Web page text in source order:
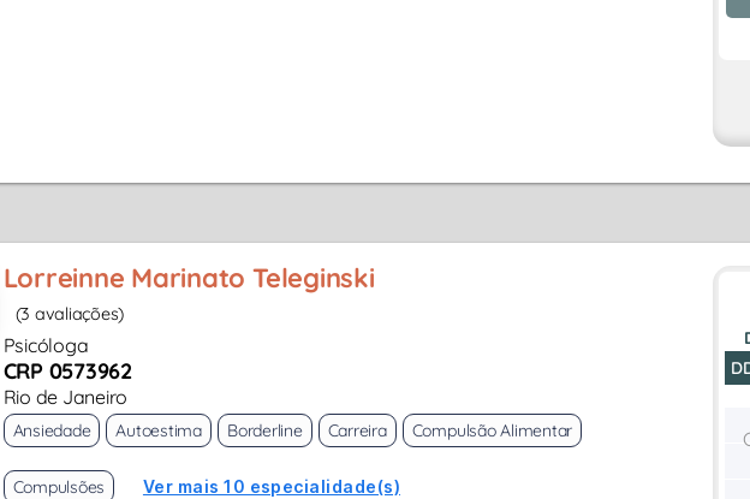
Lorreinne Marinato Teleginski
(3 avaliações)
Psicóloga
CRP 0573962
Rio de Janeiro
Ansiedade Autoestima Borderline Carreira Compulsão Alimentar
Compulsões Ver mais 10 especialidade(s)